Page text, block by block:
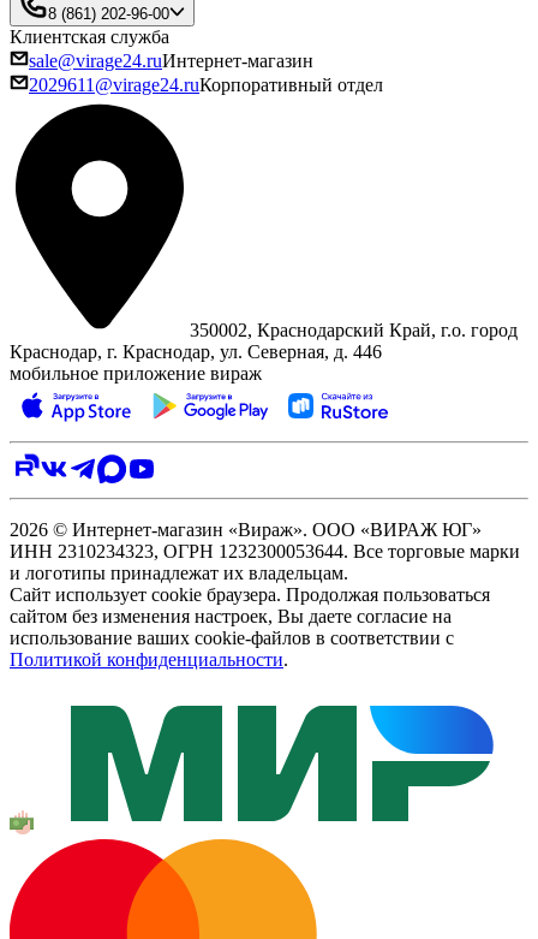
8 (861) 202-96-00
Клиентская служба
sale@virage24.ruИнтернет-магазин
2029611@virage24.ruКорпоративный отдел
350002, Краснодарский Край, г.о. город
Краснодар, г. Краснодар, ул. Северная, д. 446
мобильное приложение вираж
2026 © Интернет-магазин «Вираж». ООО «ВИРАЖ ЮГ»
ИНН 2310234323, ОГРН 1232300053644. Все торговые марки
и логотипы принадлежат их владельцам.
Сайт использует cookie браузера. Продолжая пользоваться
сайтом без изменения настроек, Вы даете согласие на
использование ваших cookie-файлов в соответствии с
Политикой конфиденциальности.